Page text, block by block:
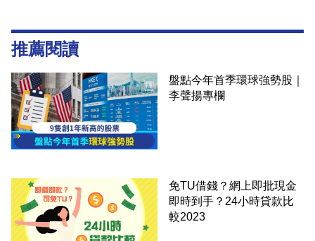
推薦閱讀
盤點今年首季環球強勢股｜
李聲揚專欄
免TU借錢？網上即批現金
即時到手？24小時貸款比
較2023